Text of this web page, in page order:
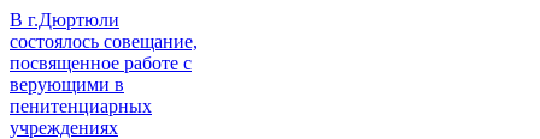
В г.Дюртюли
состоялось совещание,
посвященное работе с
верующими в
пенитенциарных
учреждениях